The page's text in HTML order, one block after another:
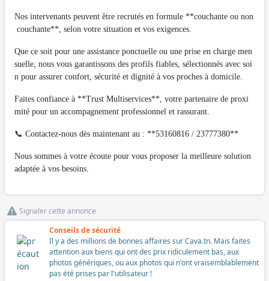
Nos intervenants peuvent être recrutés en formule **couchante ou non
couchante**, selon votre situation et vos exigences.
Que ce soit pour une assistance ponctuelle ou une prise en charge men
suelle, nous vous garantissons des profils fiables, sélectionnés avec soi
n pour assurer confort, sécurité et dignité à vos proches à domicile.
Faites confiance à **Trust Multiservices**, votre partenaire de proxi
mité pour un accompagnement professionnel et rassurant.
📞 Contactez-nous dès maintenant au : **53160816 / 23777380**
Nous sommes à votre écoute pour vous proposer la meilleure solution
adaptée à vos besoins.
Signaler cette annonce
Conseils de sécurité
Il y a des millions de bonnes affaires sur Cava.tn. Mais faites
attention aux biens qui ont des prix ridiculement bas, aux
photos génériques, ou aux photos qui n'ont vraisemblablement
pas été prises par l'utilisateur !